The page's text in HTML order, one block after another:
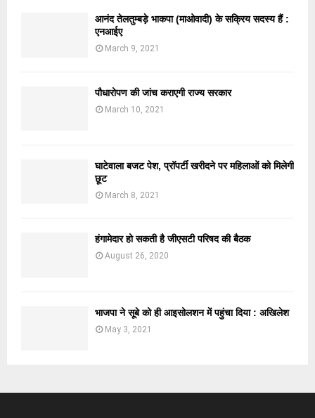
आनंद तेलतुम्बड़े भाकपा (माओवादी) के सक्रिय सदस्य हैं :
एनआईए
March 9, 2021
पौधारोपण की जांच कराएगी राज्य सरकार
March 10, 2021
घाटेवाला बजट पेश, प्रॉपर्टी खरीदने पर महिलाओं को मिलेगी
छूट
March 8, 2021
हंगामेदार हो सकती है जीएसटी परिषद की बैठक
August 26, 2020
भाजपा ने सूबे को ही आइसोलशन में पहुंचा दिया : अखिलेश
May 3, 2021